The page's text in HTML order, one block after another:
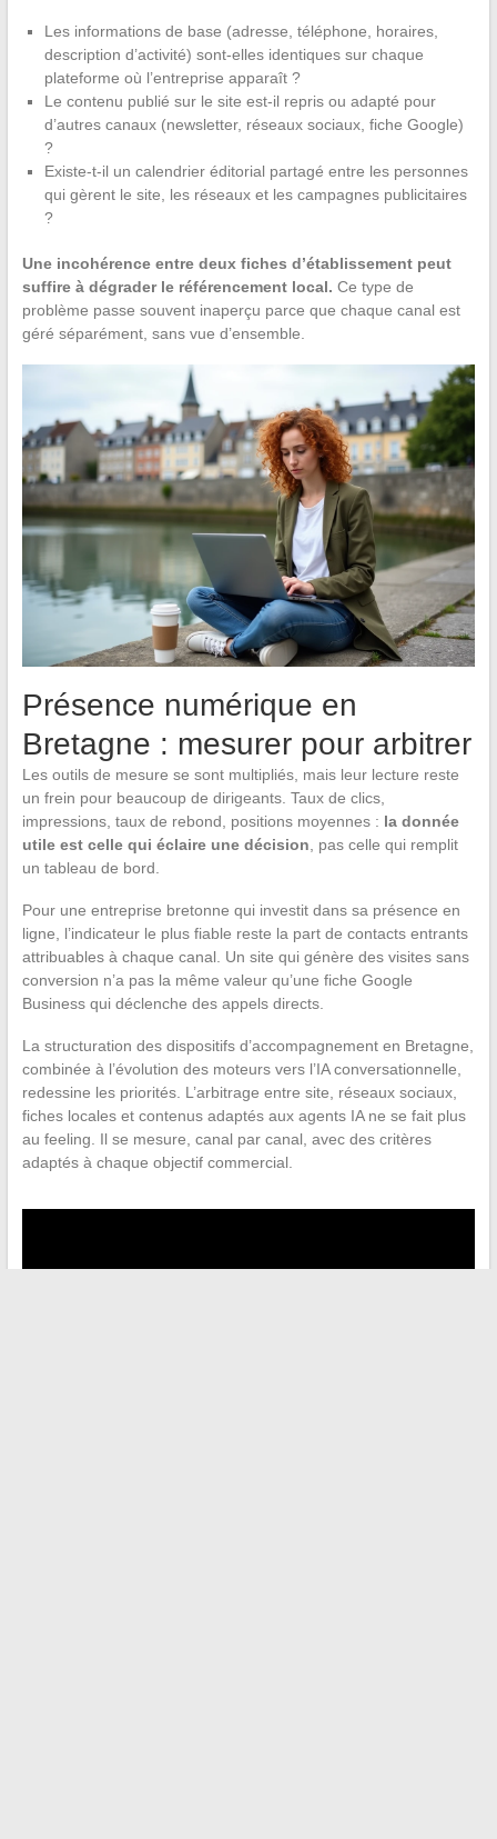
Les informations de base (adresse, téléphone, horaires,
description d’activité) sont-elles identiques sur chaque
plateforme où l’entreprise apparaît ?
Le contenu publié sur le site est-il repris ou adapté pour
d’autres canaux (newsletter, réseaux sociaux, fiche Google)
?
Existe-t-il un calendrier éditorial partagé entre les personnes
qui gèrent le site, les réseaux et les campagnes publicitaires
?
Une incohérence entre deux fiches d’établissement peut
suffire à dégrader le référencement local. Ce type de
problème passe souvent inaperçu parce que chaque canal est
géré séparément, sans vue d’ensemble.
Présence numérique en
Bretagne : mesurer pour arbitrer
Les outils de mesure se sont multipliés, mais leur lecture reste
un frein pour beaucoup de dirigeants. Taux de clics,
impressions, taux de rebond, positions moyennes : la donnée
utile est celle qui éclaire une décision, pas celle qui remplit
un tableau de bord.
Pour une entreprise bretonne qui investit dans sa présence en
ligne, l’indicateur le plus fiable reste la part de contacts entrants
attribuables à chaque canal. Un site qui génère des visites sans
conversion n’a pas la même valeur qu’une fiche Google
Business qui déclenche des appels directs.
La structuration des dispositifs d’accompagnement en Bretagne,
combinée à l’évolution des moteurs vers l’IA conversationnelle,
redessine les priorités. L’arbitrage entre site, réseaux sociaux,
fiches locales et contenus adaptés aux agents IA ne se fait plus
au feeling. Il se mesure, canal par canal, avec des critères
adaptés à chaque objectif commercial.